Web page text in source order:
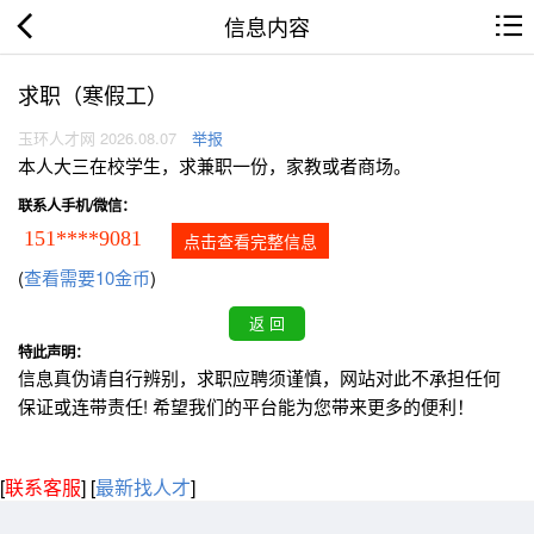
信息内容
求职（寒假工）
玉环人才网 2026.08.07 举报
本人大三在校学生，求兼职一份，家教或者商场。
联系人手机/微信：
151****9081 点击查看完整信息
(查看需要10金币)
特此声明：
信息真伪请自行辨别，求职应聘须谨慎，网站对此不承担任何
保证或连带责任! 希望我们的平台能为您带来更多的便利！
[联系客服] [最新找人才]